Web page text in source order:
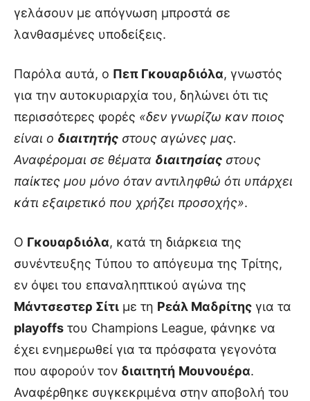
γελάσουν με απόγνωση μπροστά σε
λανθασμένες υποδείξεις.
Παρόλα αυτά, ο Πεπ Γκουαρδιόλα, γνωστός
για την αυτοκυριαρχία του, δηλώνει ότι τις
περισσότερες φορές «δεν γνωρίζω καν ποιος
είναι ο διαιτητής στους αγώνες μας.
Αναφέρομαι σε θέματα διαιτησίας στους
παίκτες μου μόνο όταν αντιληφθώ ότι υπάρχει
κάτι εξαιρετικό που χρήζει προσοχής».
Ο Γκουαρδιόλα, κατά τη διάρκεια της
συνέντευξης Τύπου το απόγευμα της Τρίτης,
εν όψει του επαναληπτικού αγώνα της
Μάντσεστερ Σίτι με τη Ρεάλ Μαδρίτης για τα
playoffs του Champions League, φάνηκε να
έχει ενημερωθεί για τα πρόσφατα γεγονότα
που αφορούν τον διαιτητή Μουνουέρα.
Αναφέρθηκε συγκεκριμένα στην αποβολή του